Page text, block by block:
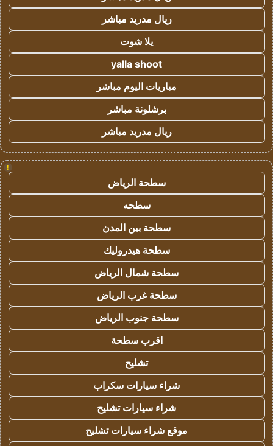
ريال مدريد مباشر
يلا شوت
yalla shoot
مباريات اليوم مباشر
برشلونة مباشر
ريال مدريد مباشر
!
سطحة الرياض
سطحه
سطحة بين المدن
سطحة هيدروليك
سطحة شمال الرياض
سطحة غرب الرياض
سطحة جنوب الرياض
اقرب سطحة
تشليح
شراء سيارات سكراب
شراء سيارات تشليح
موقع شراء سيارات تشليح